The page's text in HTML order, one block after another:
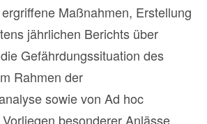
Maßnahmen, Erstellung
jährlichen Berichts über
Gefährdungssituation des
Rahmen der
sowie von Ad hoc
besonderer Anlässe.